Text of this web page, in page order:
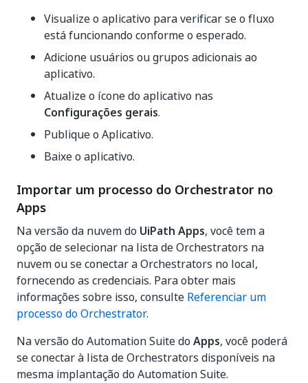
Visualize o aplicativo para verificar se o fluxo
está funcionando conforme o esperado.
Adicione usuários ou grupos adicionais ao
aplicativo.
Atualize o ícone do aplicativo nas
Configurações gerais.
Publique o Aplicativo.
Baixe o aplicativo.
Importar um processo do Orchestrator no
Apps
Na versão da nuvem do UiPath Apps, você tem a
opção de selecionar na lista de Orchestrators na
nuvem ou se conectar a Orchestrators no local,
fornecendo as credenciais. Para obter mais
informações sobre isso, consulte Referenciar um
processo do Orchestrator.
Na versão do Automation Suite do Apps, você poderá
se conectar à lista de Orchestrators disponíveis na
mesma implantação do Automation Suite.